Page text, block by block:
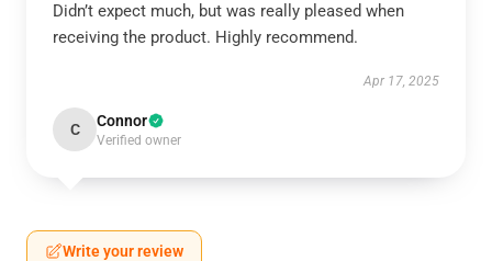
Didn’t expect much, but was really pleased when
receiving the product. Highly recommend.
Apr 17, 2025
C Connor
Verified owner
Write your review